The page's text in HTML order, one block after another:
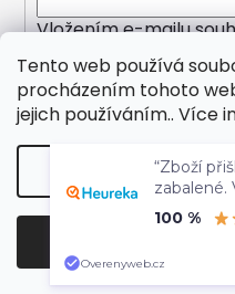
Tento web používá
procházením tohoto
jejich používáním.. Více
Vložením e-mailu
ochrany osobních
PŘIHLÁSIT SE
Upravit
“Zboží
zabalené.
100 %
Overenyweb.cz